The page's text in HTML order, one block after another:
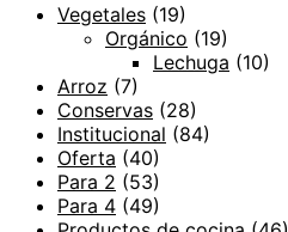
Vegetales (19)
Orgánico (19)
Lechuga (10)
Arroz (7)
Conservas (28)
Institucional (84)
Oferta (40)
Para 2 (53)
Para 4 (49)